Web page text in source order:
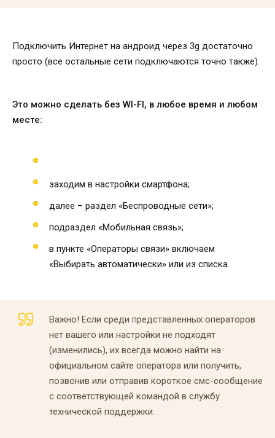
Подключить Интернет на андроид через 3g достаточно
просто (все остальные сети подключаются точно также).
Это можно сделать без WI-FI, в любое время и любом
месте:
заходим в настройки смартфона;
далее – раздел «Беспроводные сети»;
подраздел «Мобильная связь»;
в пункте «Операторы связи» включаем
«Выбирать автоматически» или из списка.
Важно! Если среди представленных операторов
нет вашего или настройки не подходят
(изменились), их всегда можно найти на
официальном сайте оператора или получить,
позвонив или отправив короткое смс-сообщение
с соответствующей командой в службу
технической поддержки.